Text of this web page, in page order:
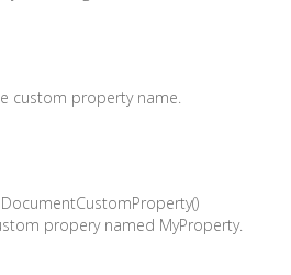
custom property name.
propery named MyProperty.